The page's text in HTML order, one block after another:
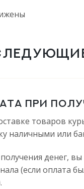
ПРИ
товаров
наличными или
денег,
(если оплата